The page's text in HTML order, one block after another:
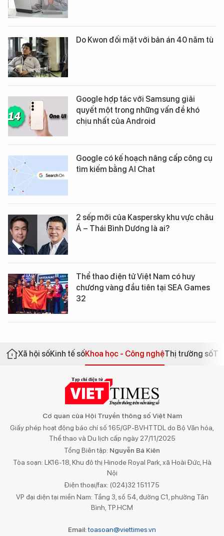
Do Kwon đối mặt với bản án 40 năm tù
Google hợp tác với Samsung giải
quyết một trong những vấn đề khó
chịu nhất của Android
Google có kế hoạch nâng cấp công cụ
tìm kiếm bằng AI Chat
2 sếp mới của Kaspersky khu vực châu
Á – Thái Bình Dương là ai?
Thể thao điện tử Việt Nam có huy
chương vàng đầu tiên tại SEA Games
32
Xã hội sốKinh tế sốKhoa học - Công nghệThị trường số
Cơ quan của Hội Truyền thông số Việt Nam
Giấy phép hoạt động báo chí số 165/GP-BVHTTDL do Bộ Văn hóa,
Thể thao và Du lịch cấp ngày 27/11/2025
Tổng Biên tập: Nguyễn Bá Kiên
Tòa soạn: LK16-18, Khu đô thị Hinode Royal Park, xã Hoài Đức, Hà
Nội
Điện thoại/fax: (024)32 151175
VP đại diện tại miền Nam: Tầng 3, số 54, đường C1, phường Tân
Bình, TP.HCM
Email:toasoan@viettimes.vn